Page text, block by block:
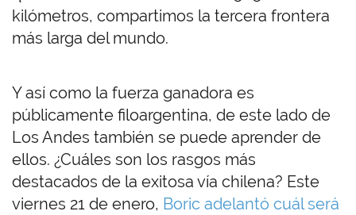
kilómetros, compartimos la tercera frontera
más larga del mundo.
Y así como la fuerza ganadora es
públicamente filoargentina, de este lado de
Los Andes también se puede aprender de
ellos. ¿Cuáles son los rasgos más
destacados de la exitosa vía chilena? Este
viernes 21 de enero, Boric adelantó cuál será